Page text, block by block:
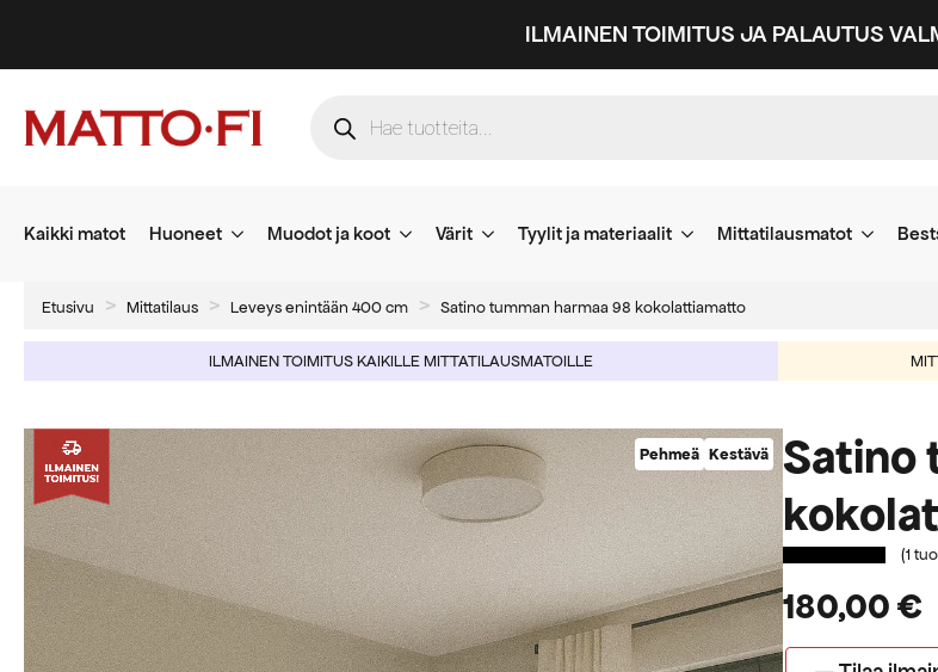
ILMAINEN TOIMITUS JA PALAUTUS
search
Kaikki matot Huoneet Muodot ja koot Värit Tyylit ja materiaalit Mittatilausmatot
Etusivu Mittatilaus Leveys enintään 400 cm Satino tumman harmaa 98 kokolattiamatto
ILMAINEN TOIMITUS KAIKILLE MITTATILAUSMATOILLE
Pehmeä Kestävä
Satino
(1
180,00€